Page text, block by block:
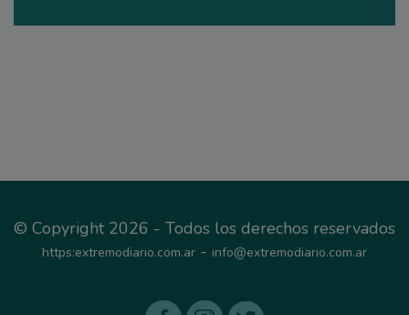
© Copyright 2026 - Todos los derechos reservados
https:extremodiario.com.ar - info@extremodiario.com.ar